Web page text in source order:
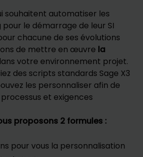
souhaitent automatiser les
le démarrage de leur SI
chacune de ses évolutions
de mettre en œuvre la
votre environnement projet.
des scripts standards Sage X3
les personnaliser afin de
et exigences
proposons 2 formules :
pour vous la personnalisation